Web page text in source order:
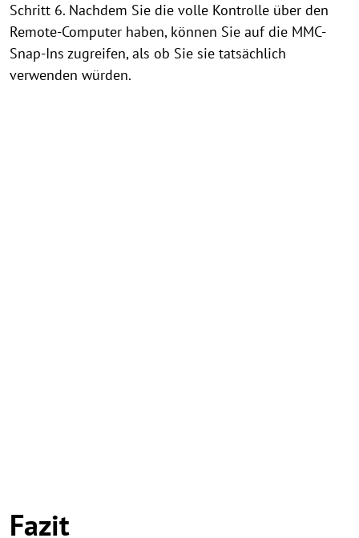
Schritt 6. Nachdem Sie die volle Kontrolle über den
Remote-Computer haben, können Sie auf die MMC-
Snap-Ins zugreifen, als ob Sie sie tatsächlich
verwenden würden.
Fazit